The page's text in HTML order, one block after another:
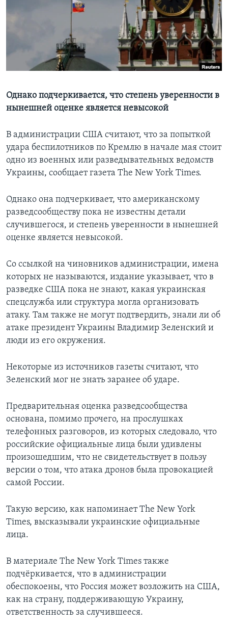
СОЦИАЛЬНЫЕ СЕТИ
Языки
Однако подчеркивается, что степень уверенности в
нынешней оценке является невысокой
В администрации США считают, что за попыткой
удара беспилотников по Кремлю в начале мая стоит
одно из военных или разведывательных ведомств
Украины, сообщает газета The New York Times.
Однако она подчеркивает, что американскому
разведсообществу пока не известны детали
случившегося, и степень уверенности в нынешней
оценке является невысокой.
Со ссылкой на чиновников администрации, имена
которых не называются, издание указывает, что в
разведке США пока не знают, какая украинская
спецслужба или структура могла организовать
атаку. Там также не могут подтвердить, знали ли об
атаке президент Украины Владимир Зеленский и
люди из его окружения.
Некоторые из источников газеты считают, что
Зеленский мог не знать заранее об ударе.
Предварительная оценка разведсообщества
основана, помимо прочего, на прослушках
телефонных разговоров, из которых следовало, что
российские официальные лица были удивлены
произошедшим, что не свидетельствует в пользу
версии о том, что атака дронов была провокацией
самой России.
Такую версию, как напоминает The New York
Times, высказывали украинские официальные
лица.
В материале The New York Times также
подчёркивается, что в администрации
обеспокоены, что Россия может возложить на США,
как на страну, поддерживающую Украину,
ответственность за случившееся.